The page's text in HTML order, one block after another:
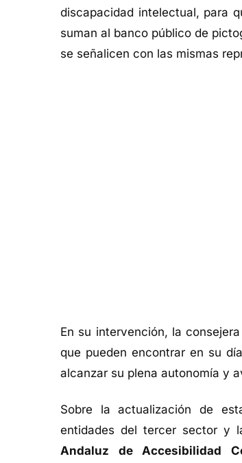
discapacidad intelectual, para
suman al banco público de
se señalicen con las mismas
En su intervención, la
que pueden encontrar en su
alcanzar su plena autonomía y
Sobre la actualización de
entidades del tercer sector y
Andaluz de Accesibilidad